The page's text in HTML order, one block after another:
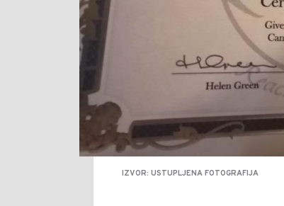
IZVOR: USTUPLJENA FOTOGRAFIJA